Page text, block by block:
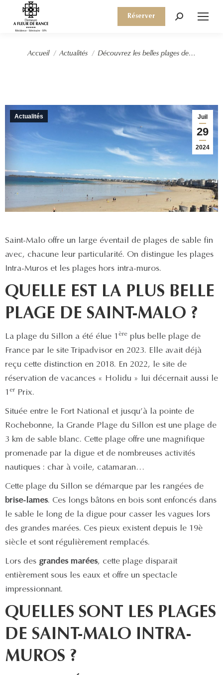
Réserver
Recherche
Vous êtes ici :
Accueil Actualités Découvrez les belles plages de…
Juil
29
2024
Actualités
Saint-Malo offre un large éventail de plages de sable fin
avec, chacune leur particularité. On distingue les plages
Intra-Muros et les plages hors intra-muros.
QUELLE EST LA PLUS BELLE
PLAGE DE SAINT-MALO ?
La plage du Sillon a été élue 1 ère plus belle plage de
France par le site Tripadvisor en 2023. Elle avait déjà
reçu cette distinction en 2018. En 2022, le site de
réservation de vacances « Holidu » lui décernait aussi le
1 er Prix.
Située entre le Fort National et jusqu’à la pointe de
Rochebonne, la Grande Plage du Sillon est une plage de
3 km de sable blanc. Cette plage offre une magnifique
promenade par la digue et de nombreuses activités
nautiques : char à voile, catamaran…
Cette plage du Sillon se démarque par les rangées de
brise-lames. Ces longs bâtons en bois sont enfoncés dans
le sable le long de la digue pour casser les vagues lors
des grandes marées. Ces pieux existent depuis le 19è
siècle et sont régulièrement remplacés.
Lors des grandes marées, cette plage disparait
entièrement sous les eaux et offre un spectacle
impressionnant.
QUELLES SONT LES PLAGES
DE SAINT-MALO INTRA-
MUROS ?